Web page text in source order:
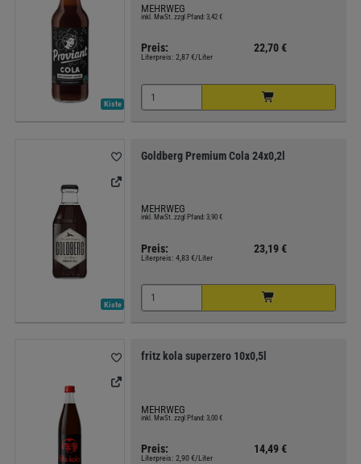
Kiste
MEHRWEG
inkl. MwSt. zzgl Pfand: 3,42 €
Preis: 22,70 €
Literpreis: 2,87 €/Liter
Kiste
Goldberg Premium Cola 24x0,2l
MEHRWEG
inkl. MwSt. zzgl Pfand: 3,90 €
Preis: 23,19 €
Literpreis: 4,83 €/Liter
fritz kola superzero 10x0,5l
MEHRWEG
inkl. MwSt. zzgl Pfand: 3,00 €
Preis: 14,49 €
Literpreis: 2,90 €/Liter